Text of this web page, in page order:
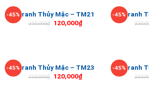
-45%Tranh Thủy Mặc – TM21
220,000₫ 120,000₫
-45%Tranh
-45%Tranh Thủy Mặc – TM23
220,000₫ 120,000₫
-45%Tranh